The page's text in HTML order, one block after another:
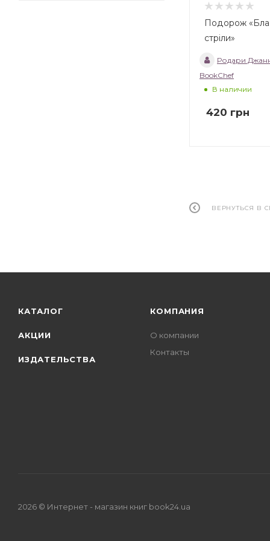
Подорож
стріли»
Родари
BookChef
В наличии
420 грн
ВЕРНУТЬСЯ В
КАТАЛОГ
АКЦИИ
ИЗДАТЕЛЬСТВА
КОМПАНИЯ
О компании
Контакты
2026 © Интернет - магазин книг book24.ua